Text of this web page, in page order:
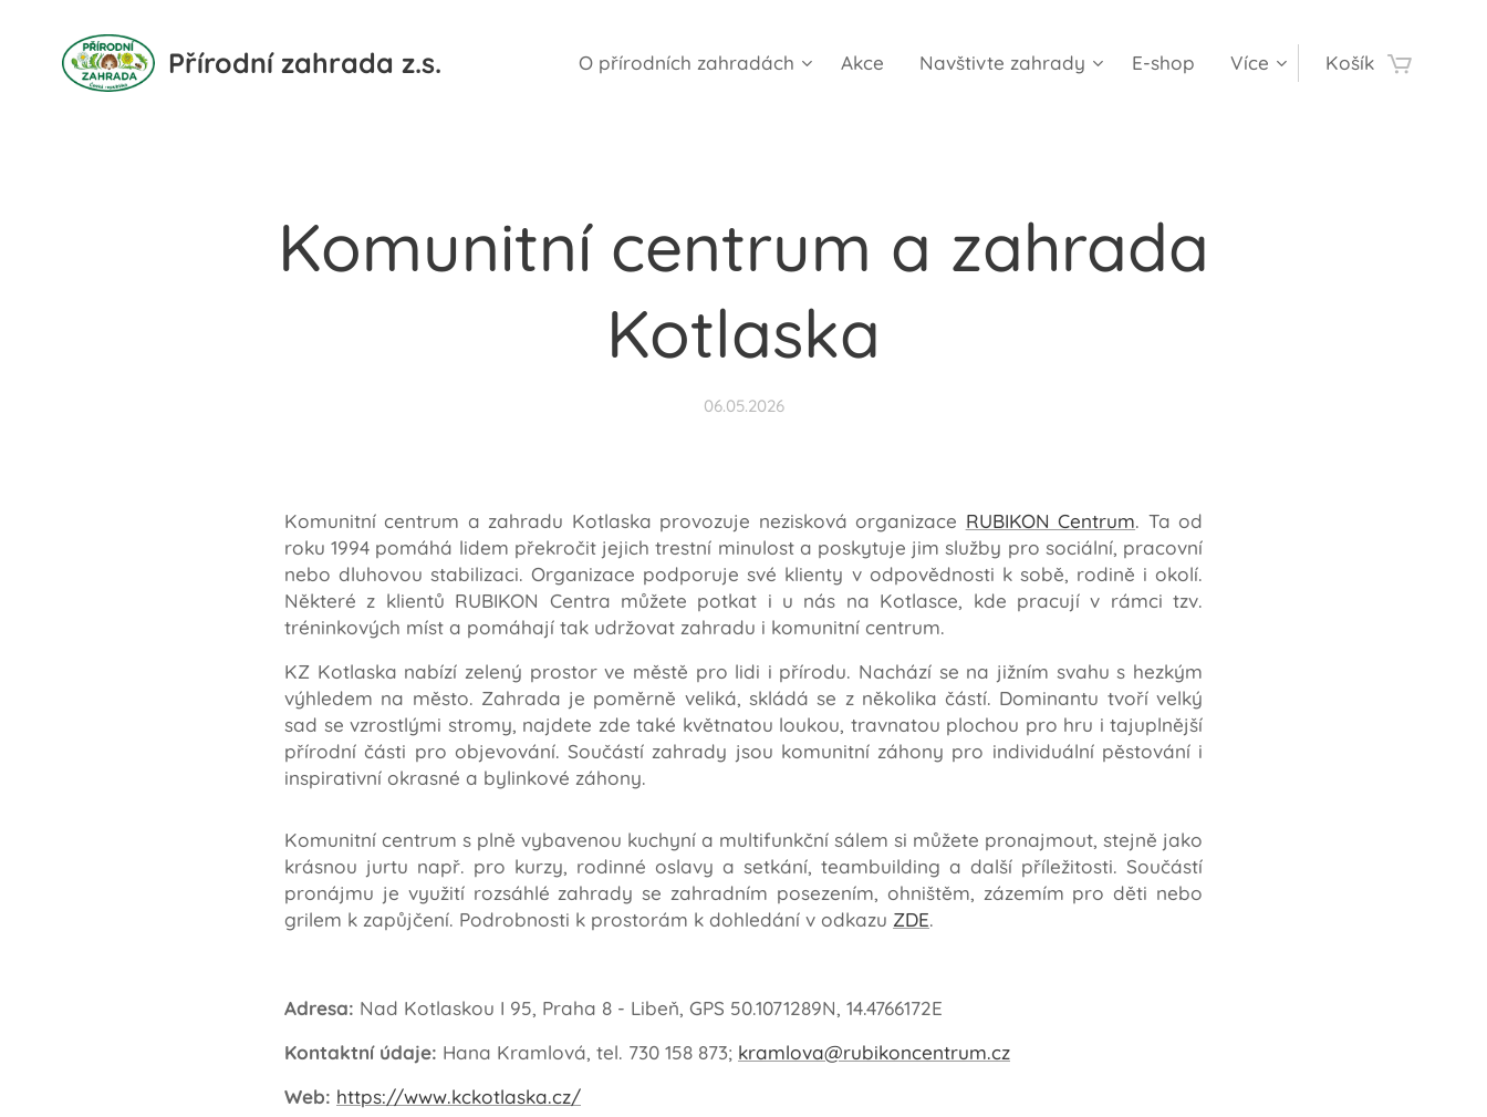
Přírodní zahrada z.s. O přírodních zahradách Akce Navštivte zahrady E-shop Více Košík
Komunitní centrum a zahrada
Kotlaska
06.05.2026
Komunitní centrum a zahradu Kotlaska provozuje nezisková organizace RUBIKON Centrum. Ta od
roku 1994 pomáhá lidem překročit jejich trestní minulost a poskytuje jim služby pro sociální, pracovní
nebo dluhovou stabilizaci. Organizace podporuje své klienty v odpovědnosti k sobě, rodině i okolí.
Některé z klientů RUBIKON Centra můžete potkat i u nás na Kotlasce, kde pracují v rámci tzv.
tréninkových míst a pomáhají tak udržovat zahradu i komunitní centrum.
KZ Kotlaska nabízí zelený prostor ve městě pro lidi i přírodu. Nachází se na jižním svahu s hezkým
výhledem na město. Zahrada je poměrně veliká, skládá se z několika částí. Dominantu tvoří velký
sad se vzrostlými stromy, najdete zde také květnatou loukou, travnatou plochou pro hru i tajuplnější
přírodní části pro objevování. Součástí zahrady jsou komunitní záhony pro individuální pěstování i
inspirativní okrasné a bylinkové záhony.
Komunitní centrum s plně vybavenou kuchyní a multifunkční sálem si můžete pronajmout, stejně jako
krásnou jurtu např. pro kurzy, rodinné oslavy a setkání, teambuilding a další příležitosti. Součástí
pronájmu je využití rozsáhlé zahrady se zahradním posezením, ohništěm, zázemím pro děti nebo
grilem k zapůjčení. Podrobnosti k prostorám k dohledání v odkazu ZDE.
Adresa: Nad Kotlaskou I 95, Praha 8 - Libeň, GPS 50.1071289N, 14.4766172E
Kontaktní údaje: Hana Kramlová, tel. 730 158 873; kramlova@rubikoncentrum.cz
Web: https://www.kckotlaska.cz/